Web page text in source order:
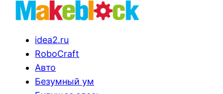
idea2.ru
RoboCraft
Авто
Безумный ум